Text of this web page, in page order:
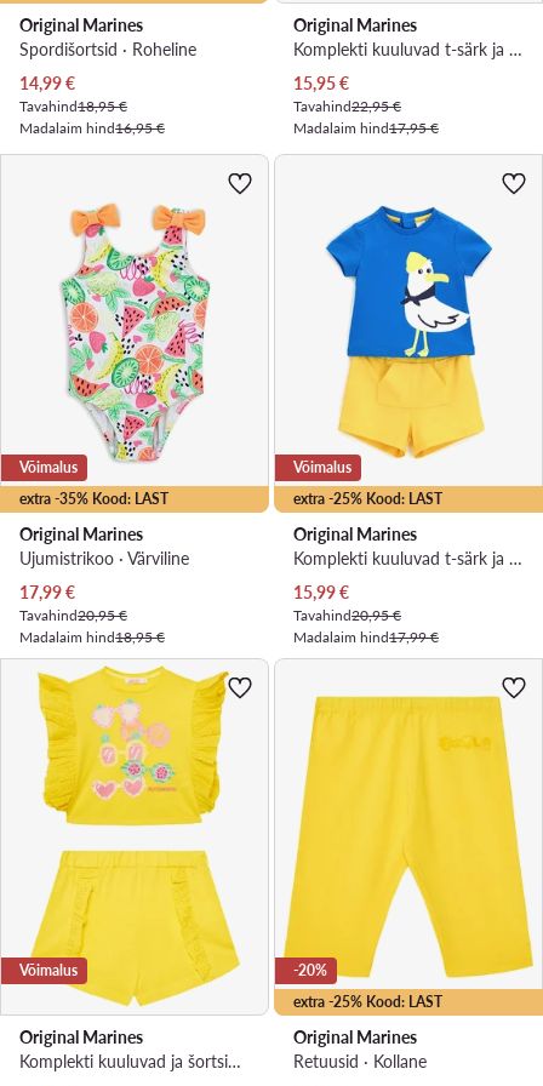
Original Marines
Spordišortsid · Roheline
Praegune hind
14,99€
Tavahind18,95 €
Madalaim hind16,95 €
Original Marines
Komplekti kuuluvad t-särk ja šortsid · Valge
Praegune hind
15,95€
Tavahind22,95 €
Madalaim hind17,95 €
extra -35% Kood: LAST
Võimalus
Original Marines
Ujumistrikoo · Värviline
Praegune hind
17,99€
Tavahind20,95 €
Madalaim hind18,95 €
extra -25% Kood: LAST
Võimalus
Original Marines
Komplekti kuuluvad t-särk ja šortsid · Värviline
Praegune hind
15,99€
Tavahind20,95 €
Madalaim hind17,99 €
Võimalus
Original Marines
Komplekti kuuluvad ja šortsid · Kollane
extra -25% Kood: LAST
-20%
Original Marines
Retuusid · Kollane